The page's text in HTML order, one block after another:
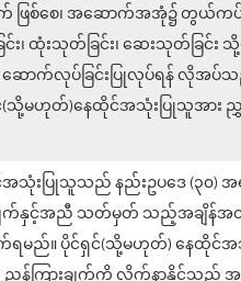
ဖြစ်စေ၊ အဆောက်အအုံ၌ တွယ်က
ခြင်း၊ ထုံးသုတ်ခြင်း၊ ဆေးသုတ်ခြင်
ဆောက်လုပ်ခြင်းပြုလုပ်ရန် လိုအ
သို့မဟုတ်)နေထိုင်အသုံးပြုသူအား ညွှ
သုံးပြုသူသည် နည်းဥပဒေ (၃၀) အ
က်နှင့်အညီ သတ်မှတ် သည့်အချိန်အတွင်
ရမည်။ ပိုင်ရှင်(သို့မဟုတ်) နေထိုင်
ညွှန်ကြားချက်ကို လိုက်နာနိုင်သည့် အ